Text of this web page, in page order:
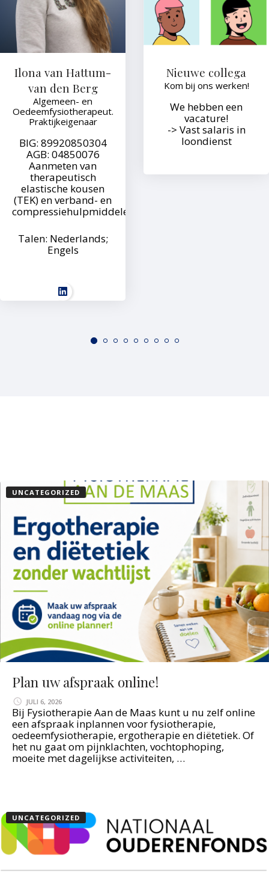
Ilona van Hattum-
van den Berg
Algemeen- en
Oedeemfysiotherapeut.
Praktijkeigenaar
BIG: 89920850304
AGB: 04850076
Aanmeten van
therapeutisch
elastische kousen
(TEK) en verband- en
compressiehulpmiddelen.
Talen: Nederlands;
Engels
Nieuwe collega
Kom bij ons werken!
We hebben een
vacature!
-> Vast salaris in
loondienst
UNCATEGORIZED
Plan uw afspraak online!
JULI 6, 2026
Bij Fysiotherapie Aan de Maas kunt u nu zelf online
een afspraak inplannen voor fysiotherapie,
oedeemfysiotherapie, ergotherapie en diëtetiek. Of
het nu gaat om pijnklachten, vochtophoping,
moeite met dagelijkse activiteiten, …
UNCATEGORIZED